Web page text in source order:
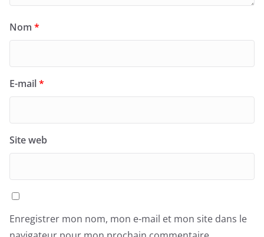
Nom *
E-mail*
Site web
Enregistrer mon nom, mon e-mail et mon site dans le